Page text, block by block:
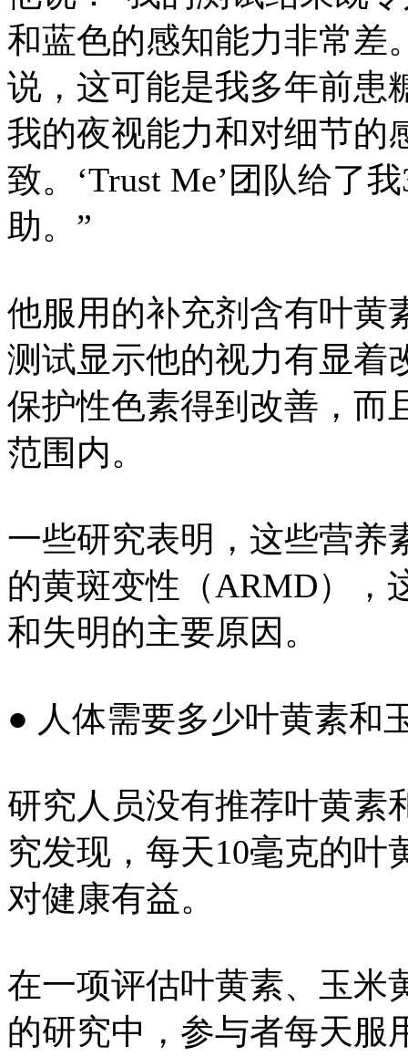
和蓝色的感知能力非常差
说，这可能是我多年前患
我的夜视能力和对细节的
致。‘Trust Me’团队给了
助。”
他服用的补充剂含有叶黄
测试显示他的视力有显着
保护性色素得到改善，而
范围内。
一些研究表明，这些营养
的黄斑变性（ARMD），
和失明的主要原因。
● 人体需要多少叶黄素和
研究人员没有推荐叶黄素
究发现，每天10毫克的叶
对健康有益。
在一项评估叶黄素、玉米
的研究中，参与者每天服